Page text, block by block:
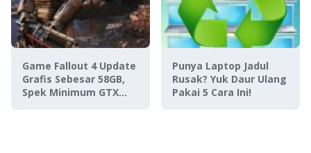
Game Fallout 4 Update
Grafis Sebesar 58GB,
Spek Minimum GTX
Punya Laptop Jadul
Rusak? Yuk Daur Ulang
Pakai 5 Cara Ini!